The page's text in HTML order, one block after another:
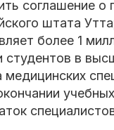
соглашение
штата
более 1
студентов в